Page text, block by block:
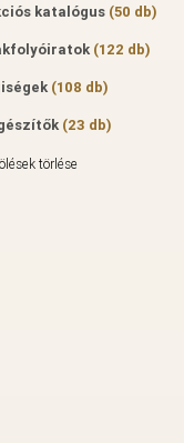
katalógus (50 db)
(122 db)
(108 db)
(23 db)
törlése